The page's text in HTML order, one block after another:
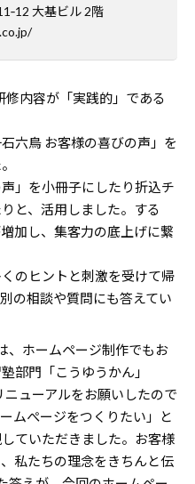
大基ビル 2階
修内容が「実践的」である
六鳥 お客様の喜びの声」を
」を小冊子にしたり折込チ
と、活用しました。する
加し、集客力の底上げに繋
のヒントと刺激を受けて帰
の相談や質問にも答えてい
、ホームページ制作でもお
部門「こうゆうかん」
ニューアルをお願いしたので
ムぺージをつくりたい」と
ていただきました。お客様
私たちの理念をきちんと伝